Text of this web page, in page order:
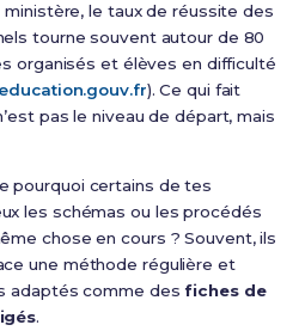
ministère, le taux de réussite des
tourne souvent autour de 80
organisés et élèves en difficulté
education.gouv.fr). Ce qui fait
pas le niveau de départ, mais
pourquoi certains de tes
les schémas ou les procédés
chose en cours ? Souvent, ils
une méthode régulière et
adaptés comme desfiches de
.